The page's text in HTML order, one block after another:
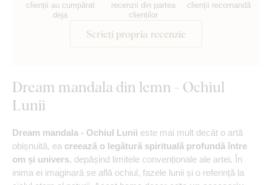
clienții au cumpărat
deja
recenzii din partea
clienților
clienții recomandă
Scrieți propria recenzie
Dream mandala din lemn - Ochiul
Lunii
Dream mandala - Ochiul Lunii este mai mult decât o artă
obișnuită, ea creează o legătură spirituală profundă între
om și univers, depășind limitele convenționale ale artei. În
inima ei imaginară se află ochiul, fazele lunii și o referință la